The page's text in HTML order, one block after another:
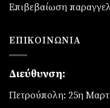
Επιβεβαίωση
ΕΠΙΚΟΙΝΩΝΊΑ
Διεύθυνση:
Πετρούπολη: 25η